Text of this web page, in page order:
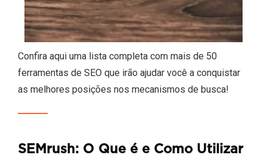
Confira aqui uma lista completa com mais de 50
ferramentas de SEO que irão ajudar você a conquistar
as melhores posições nos mecanismos de busca!
SEMrush: O Que é e Como Utilizar